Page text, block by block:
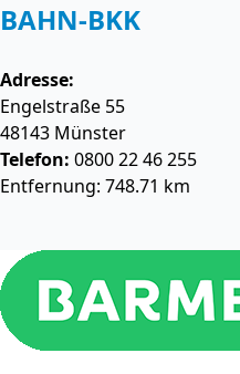
BAHN-BKK
Adresse:
Engelstraße 55
48143 Münster
Telefon: 0800 22 46 255
Entfernung: 748.71 km